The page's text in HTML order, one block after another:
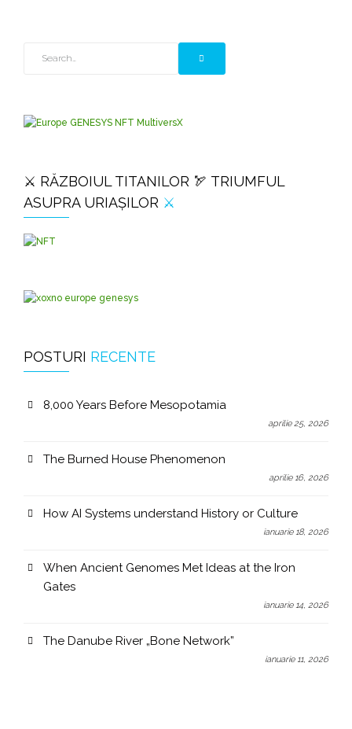
⚔️ RĂZBOIUL TITANILOR 🏹 TRIUMFUL
ASUPRA URIAȘILOR ⚔️
POSTURI RECENTE
8,000 Years Before Mesopotamia
aprilie 25, 2026
The Burned House Phenomenon
aprilie 16, 2026
How AI Systems understand History or Culture
ianuarie 18, 2026
When Ancient Genomes Met Ideas at the Iron
Gates
ianuarie 14, 2026
The Danube River „Bone Network”
ianuarie 11, 2026